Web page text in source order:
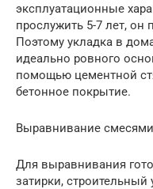
эксплуатационные
прослужить 5-7 лет, он
Поэтому укладка в
идеально ровного
помощью цементной
бетонное покрытие.
Выравнивание смесями
Для выравнивания
затирки,